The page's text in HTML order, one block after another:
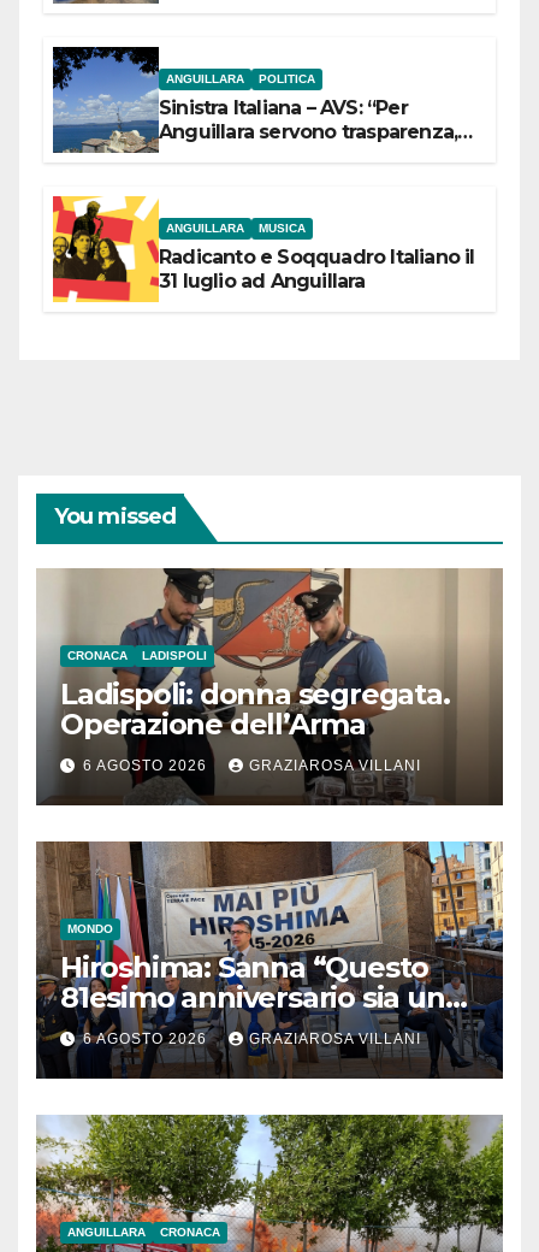
ANGUILLARA POLITICA
Sinistra Italiana – AVS: “Per
Anguillara servono trasparenza,
ANGUILLARA MUSICA
Radicanto e Soqquadro Italiano il
31 luglio ad Anguillara
You missed
CRONACA LADISPOLI
Ladispoli: donna segregata.
Operazione dell’Arma
6 AGOSTO 2026 GRAZIAROSA VILLANI
MONDO
Hiroshima: Sanna “Questo
81esimo anniversario sia un
monito per tutti”
6 AGOSTO 2026 GRAZIAROSA VILLANI
ANGUILLARA CRONACA